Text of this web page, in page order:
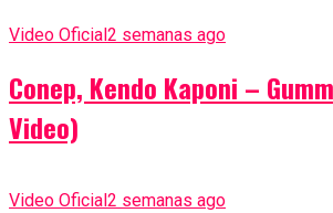
Video Oficial 2 semanas ago
Conep, Kendo Kaponi –
Video)
Video Oficial 2 semanas ago